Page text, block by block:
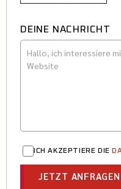
DEINE NACHRICHT
ICH AKZEPTIERE DIE
JETZT ANFRAGEN